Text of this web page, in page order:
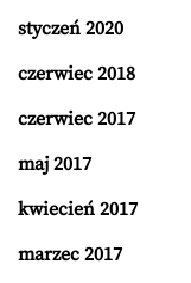
styczeń 2020
czerwiec 2018
czerwiec 2017
maj 2017
kwiecień 2017
marzec 2017